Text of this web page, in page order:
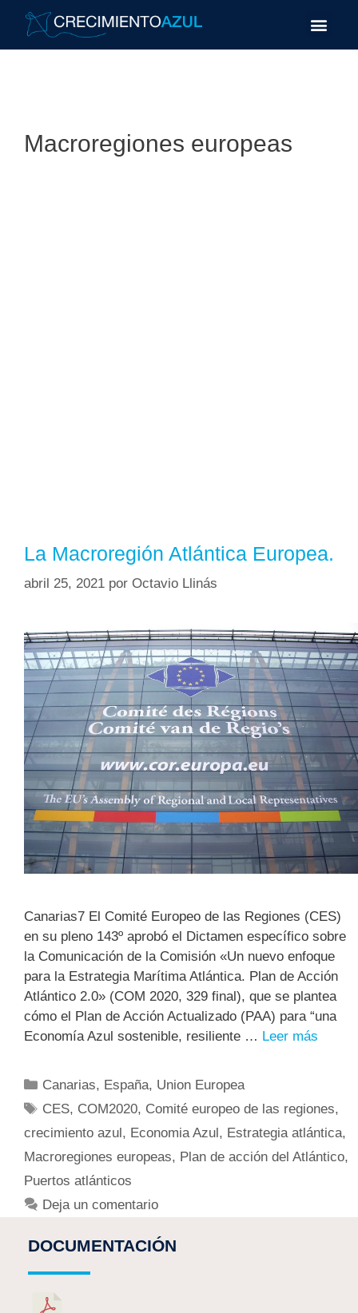
Macroregiones europeas
La Macroregión Atlántica Europea.
abril 25, 2021 por Octavio Llinás
Canarias7 El Comité Europeo de las Regiones (CES)
en su pleno 143º aprobó el Dictamen específico sobre
la Comunicación de la Comisión «Un nuevo enfoque
para la Estrategia Marítima Atlántica. Plan de Acción
Atlántico 2.0» (COM 2020, 329 final), que se plantea
cómo el Plan de Acción Actualizado (PAA) para “una
Economía Azul sostenible, resiliente … Leer más
Canarias, España, Union Europea
CES, COM2020, Comité europeo de las regiones,
crecimiento azul, Economia Azul, Estrategia atlántica,
Macroregiones europeas, Plan de acción del Atlántico,
Puertos atlánticos
Deja un comentario
DOCUMENTACIÓN